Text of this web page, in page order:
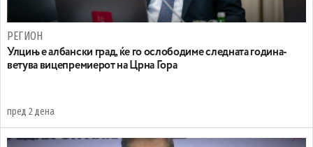
РЕГИОН
Улцињ е албански град, ќе го ослободиме следната година-
ветува вицепремиерот на Црна Гора
пред 2 дена